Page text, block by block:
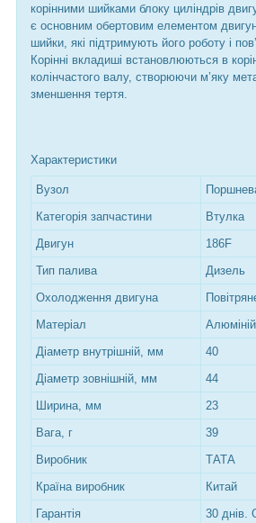
корінними шийками блоку циліндрів
є основним обертовим елементом
шийки, які підтримують його роботу і
Корінні вкладиші встановлюються в
колінчастого валу, створюючи м’яку
зменшення тертя.
Характеристики
Вузол
Категорія запчастини
Втулка
Двигун
186F
Тип палива
Дизель
Охолодження двигуна
Матеріал
Алюміній
Діаметр внутрішній, мм
40
Діаметр зовнішній, мм
44
Ширина, мм
23
Вага, г
39
Виробник
ТАТА
Країна виробник
Китай
Гарантія
30 днів.